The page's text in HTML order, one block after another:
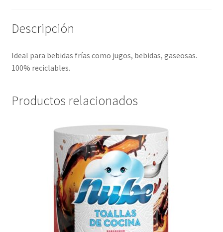
Descripción
Ideal para bebidas frías como jugos, bebidas, gaseosas.
100% reciclables.
Productos relacionados